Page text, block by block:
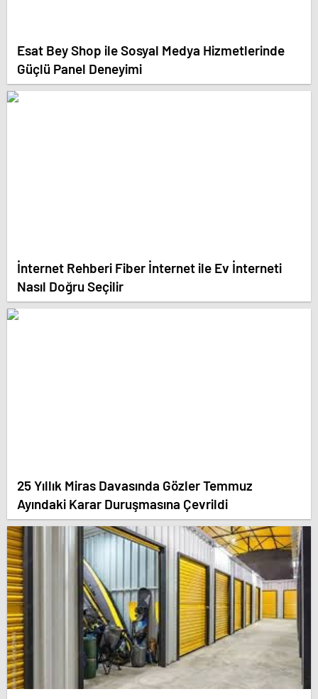
Esat Bey Shop ile Sosyal Medya Hizmetlerinde
Güçlü Panel Deneyimi
İnternet Rehberi Fiber İnternet ile Ev İnterneti
Nasıl Doğru Seçilir
25 Yıllık Miras Davasında Gözler Temmuz
Ayındaki Karar Duruşmasına Çevrildi